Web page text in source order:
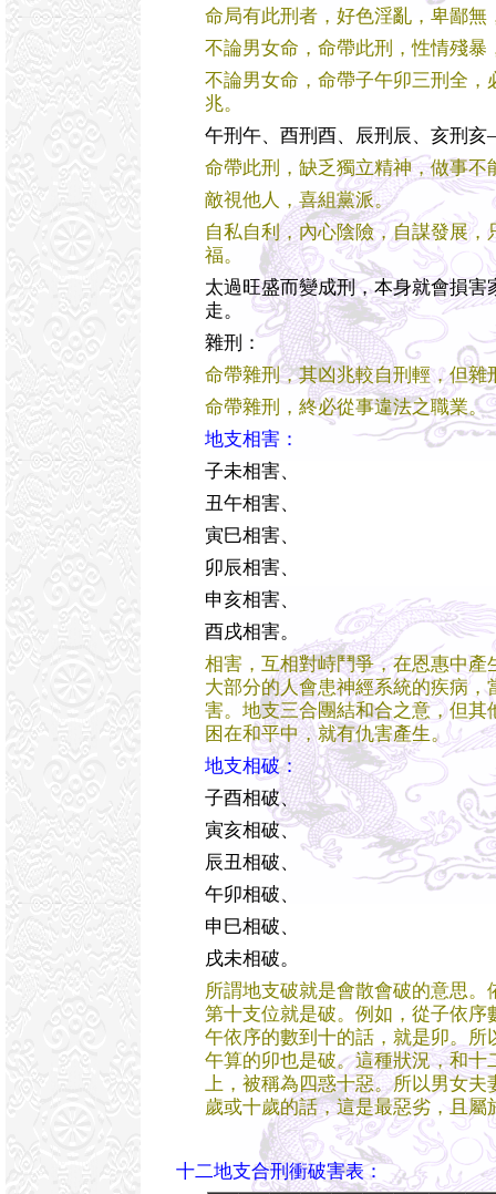
命局有此刑者，好色淫亂，卑鄙無
不論男女命，命帶此刑，性情殘暴
不論男女命，命帶子午卯三刑全，
兆。
午刑午、酉刑酉、辰刑辰、亥刑
命帶此刑，缺乏獨立精神，做事不
敵視他人，喜組黨派。
自私自利，內心陰險，自謀發展，
福。
太過旺盛而變成刑，本身就會損害
走。
雜刑：
命帶雜刑，其凶兆較自刑輕，但雜
命帶雜刑，終必從事違法之職業。
地支相害：
子未相害、
丑午相害、
寅巳相害、
卯辰相害、
申亥相害、
酉戌相害。
相害，互相對峙鬥爭，在恩惠中產
大部分的人會患神經系統的疾病，
害。地支三合團結和合之意，但其
困在和平中，就有仇害產生。
地支相破：
子酉相破、
寅亥相破、
辰丑相破、
午卯相破、
申巳相破、
戌未相破。
所謂地支破就是會散會破的意思。
第十支位就是破。例如，從子依序
午依序的數到十的話，就是卯。所
午算的卯也是破。這種狀況，和十
上，被稱為四惑十惡。所以男女夫
歲或十歲的話，這是最惡劣，且屬
十二地支合刑衝破害表：